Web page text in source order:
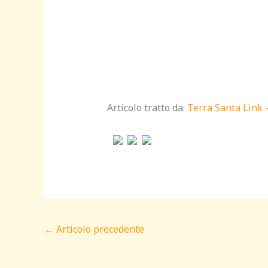
Articolo tratto da: Terra Santa Link
← Articolo precedente